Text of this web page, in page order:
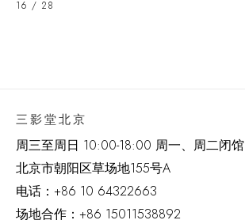
16 / 28
三影堂北京
周三至周日 10:00-18:00 周一、周二闭馆
北京市朝阳区草场地155号A
电话： +86 10 64322663
场地合作：+86 15011538892